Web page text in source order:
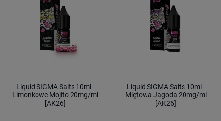
Liquid SIGMA Salts 10ml -
Limonkowe Mojito 20mg/ml
[AK26]
Liquid SIGMA Salts 10ml -
Miętowa Jagoda 20mg/ml
[AK26]